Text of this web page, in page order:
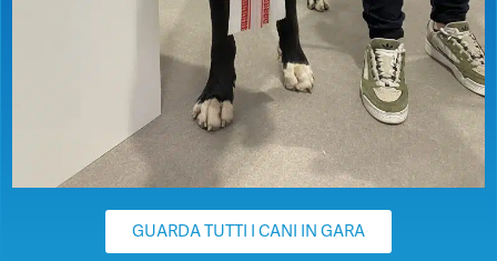
GUARDA TUTTI I CANI IN GARA